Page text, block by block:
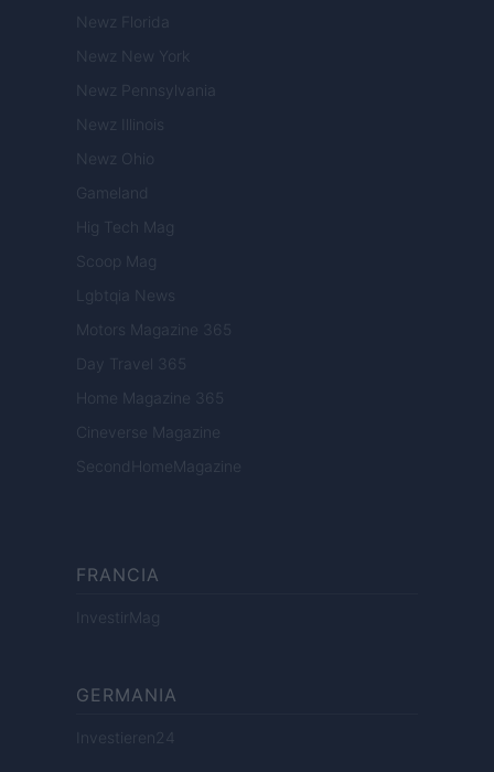
Newz Florida
Newz New York
Newz Pennsylvania
Newz Illinois
Newz Ohio
Gameland
Hig Tech Mag
Scoop Mag
Lgbtqia News
Motors Magazine 365
Day Travel 365
Home Magazine 365
Cineverse Magazine
SecondHomeMagazine
FRANCIA
InvestirMag
GERMANIA
Investieren24